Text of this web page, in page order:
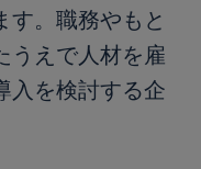
す。職務やもと
うえで人材を雇
入を検討する企